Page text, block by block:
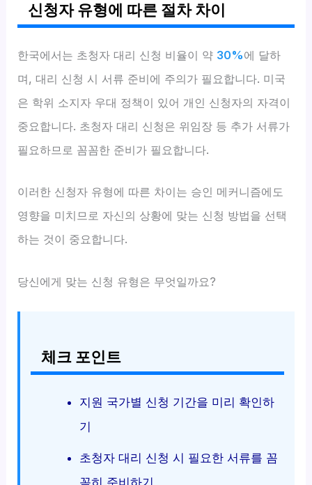
신청자 유형에 따른 절차 차이
한국에서는 초청자 대리 신청 비율이 약 30%에 달하
며, 대리 신청 시 서류 준비에 주의가 필요합니다. 미국
은 학위 소지자 우대 정책이 있어 개인 신청자의 자격이
중요합니다. 초청자 대리 신청은 위임장 등 추가 서류가
필요하므로 꼼꼼한 준비가 필요합니다.
이러한 신청자 유형에 따른 차이는 승인 메커니즘에도
영향을 미치므로 자신의 상황에 맞는 신청 방법을 선택
하는 것이 중요합니다.
당신에게 맞는 신청 유형은 무엇일까요?
체크 포인트
지원 국가별 신청 기간을 미리 확인하
기
초청자 대리 신청 시 필요한 서류를 꼼
꼼히 준비하기